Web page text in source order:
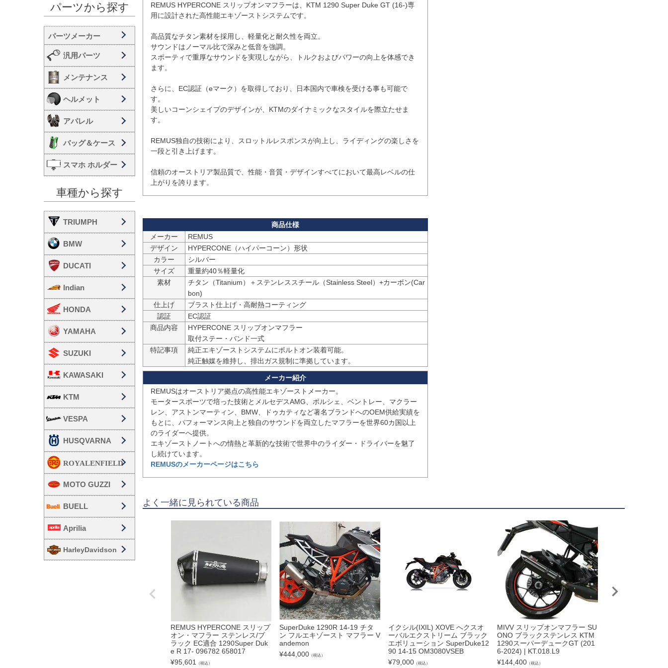
パーツから探す
汎用パーツ
メンテナンス
ヘルメット
アパレル
バッグ＆ケース
スマホ ホルダー
車種から探す
TRIUMPH
BMW
DUCATI
Indian
HONDA
YAMAHA
SUZUKI
KAWASAKI
KTM
VESPA
HUSQVARNA
MOTO GUZZI
BUELL
Aprilia
HarleyDavidson
REMUS HYPERCONE スリップオンマフラーは、KTM 1290 Super Duke GT (16-)専
用に設計された高性能エキゾーストシステムです。
高品質なチタン素材を採用し、軽量化と耐久性を両立。
サウンドはノーマル比で深みと低音を強調。
スポーティで重厚なサウンドを実現しながら、トルクおよびパワーの向上を体感でき
ます。
さらに、EC認証（eマーク）を取得しており、日本国内で車検を受ける事も可能で
す。
美しいコーンシェイプのデザインが、KTMのダイナミックなスタイルを際立たせま
す。
REMUS独自の技術により、スロットルレスポンスが向上し、ライディングの楽しさを
一段と引き上げます。
信頼のオーストリア製品質で、性能・音質・デザインすべてにおいて最高レベルの仕
上がりを誇ります。
メーカー
REMUS
デザイン
HYPERCONE（ハイパーコーン）形状
カラー
シルバー
サイズ
重量約40％軽量化
素材
チタン（Titanium）＋ステンレススチール（Stainless Steel）+カーボン(Car
bon)
仕上げ
ブラスト仕上げ・高耐熱コーティング
認証
EC認証
商品内容
HYPERCONE スリップオンマフラー
取付ステー・バンド一式
特記事項
純正エキゾーストシステムにボルトオン装着可能。
純正触媒を維持し、排出ガス規制に準拠しています。
REMUSはオーストリア拠点の高性能エキゾーストメーカー。
モータースポーツで培った技術とメルセデスAMG、ポルシェ、ベントレー、マクラー
レン、アストンマーティン、BMW、ドゥカティなど著名ブランドへのOEM供給実績を
もとに、パフォーマンス向上と独自のサウンドを両立したマフラーを世界60カ国以上
のライダーへ提供。
エキゾーストノートへの情熱と革新的な技術で世界中のライダー・ドライバーを魅了
REMUSのメーカーページはこちら
よく一緒に見られている商品
REMUS HYPERCONE スリップ
オン・マフラー ステンレス/ブ
ラック EC適合 1290Super Duk
e R 17- 096782 658017
¥95,601 （税込）
SuperDuke 1290R 14-19 チタ
ン フルエキゾースト マフラー V
andemon
¥444,000 （税込）
イクシル(IXIL) XOVE へクスオ
ーバルエクストリーム ブラック
エボリューション SuperDuke12
90 14-15 OM3080VSEB
¥79,000 （税込）
MIVV スリップオンマフラー SU
ONO ブラックステンレス KTM
1290スーパーデュークGT (201
6-2024) | KT.018.L9
¥144,400 （税込）